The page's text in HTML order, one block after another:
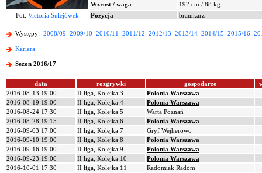
Wzrost / waga
192 cm / 88 kg
Fot: Victoria Sulejówek Pozycja bramkarz
Występy: 2008/09 2009/10 2010/11 2011/12 2012/13 2013/14 2014/15 2015/16
Kariera
Sezon 2016/17
data rozgrywki gospodarze
2016-08-13 19:00
II liga, Kolejka 3
Polonia Warszawa
2016-08-19 19:00
II liga, Kolejka 4
Polonia Warszawa
2016-08-24 17:30
II liga, Kolejka 5
Warta Poznań
2016-08-28 19:15
II liga, Kolejka 6
Polonia Warszawa
2016-09-03 17:00
II liga, Kolejka 7
Gryf Wejherowo
2016-09-10 19:00
II liga, Kolejka 8
Polonia Warszawa
2016-09-16 19:00
II liga, Kolejka 9
Polonia Warszawa
2016-09-23 19:00
II liga, Kolejka 10
Polonia Warszawa
2016-10-01 17:30
II liga, Kolejka 11
Radomiak Radom